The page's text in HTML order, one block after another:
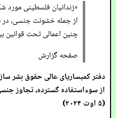
«زندانیان فلسطینی مورد
از جمله خشونت جنسی،
چنین اعمالی تحت قوانین
صفحه گزارش
دفتر کمیساریای عالی حقوق بشر
از سوءاستفاده گسترده، تجاوز
(۵ اوت ۲۰۲۴)